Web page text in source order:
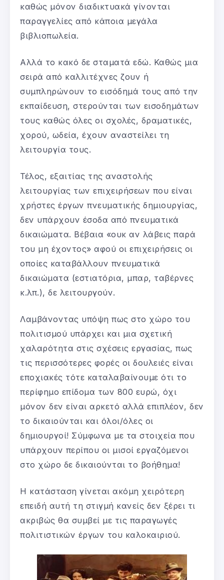
καθώς μόνον διαδικτυακά γίνονται
παραγγελίες από κάποια μεγάλα
βιβλιοπωλεία.
Αλλά το κακό δε σταματά εδώ. Καθώς μια
σειρά από καλλιτέχνες ζουν ή
συμπληρώνουν το εισόδημά τους από την
εκπαίδευση, στερούνται των εισοδημάτων
τους καθώς όλες οι σχολές, δραματικές,
χορού, ωδεία, έχουν αναστείλει τη
λειτουργία τους.
Τέλος, εξαιτίας της αναστολής
λειτουργίας των επιχειρήσεων που είναι
χρήστες έργων πνευματικής δημιουργίας,
δεν υπάρχουν έσοδα από πνευματικά
δικαιώματα. Βέβαια «ουκ αν λάβεις παρά
του μη έχοντος» αφού οι επιχειρήσεις οι
οποίες καταβάλλουν πνευματικά
δικαιώματα (εστιατόρια, μπαρ, ταβέρνες
κ.λπ.), δε λειτουργούν.
Λαμβάνοντας υπόψη πως στο χώρο του
πολιτισμού υπάρχει και μια σχετική
χαλαρότητα στις σχέσεις εργασίας, πως
τις περισσότερες φορές οι δουλειές είναι
εποχιακές τότε καταλαβαίνουμε ότι το
περίφημο επίδομα των 800 ευρώ, όχι
μόνον δεν είναι αρκετό αλλά επιπλέον, δεν
το δικαιούνται και όλοι/όλες οι
δημιουργοί! Σύμφωνα με τα στοιχεία που
υπάρχουν περίπου οι μισοί εργαζόμενοι
στο χώρο δε δικαιούνται το βοήθημα!
Η κατάσταση γίνεται ακόμη χειρότερη
επειδή αυτή τη στιγμή κανείς δεν ξέρει τι
ακριβώς θα συμβεί με τις παραγωγές
πολιτιστικών έργων του καλοκαιριού.